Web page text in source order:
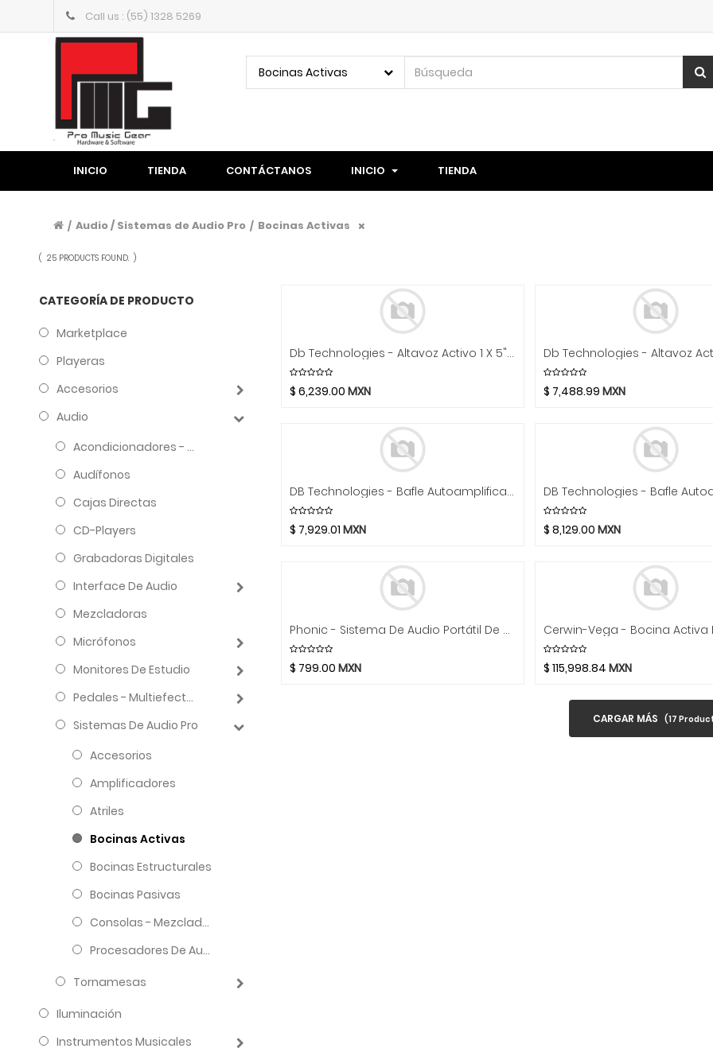
Call us : (55) 1328 5269
Bocinas Activas
INICIO TIENDA CONTÁCTANOS INICIO TIENDA
/ Audio / Sistemas de Audio Pro / Bocinas Activas
( 25 PRODUCTS FOUND. )
CATEGORÍA DE PRODUCTO
Marketplace
Playeras
Accesorios
Audio
Acondicionadores - Reguladores
Audífonos
Cajas Directas
CD-Players
Grabadoras Digitales
Interface De Audio
Mezcladoras
Micrófonos
Monitores De Estudio
Pedales - Multiefectos
Sistemas De Audio Pro
Accesorios
Amplificadores
Atriles
Bocinas Activas
Bocinas Estructurales
Bocinas Pasivas
Consolas - Mezcladoras
Procesadores De Audio
Tornamesas
Iluminación
Instrumentos Musicales
Db Technologies - Altavoz Activo 1 X 5" 100W Minibox Mod.K-70
$ 6,239.00 MXN $ 7,488.99 MXN
DB Technologies - Bafle Autoamplificado De 10", 2 Vías Bluetooth Mod.SYA10
$ 7,929.01 MXN $ 8,129.00 MXN
Phonic - Sistema De Audio Portátil De 50 Watts, USB, Con Micrófono Alámbrico Mod.Safari 1000 Lite
$ 799.00 MXN $ 115,998.84 MXN
CARGAR MÁS (17